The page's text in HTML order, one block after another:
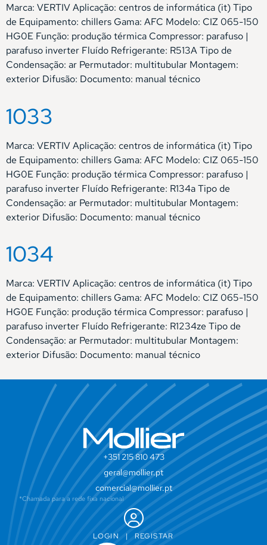
Marca: VERTIV Aplicação: centros de informática (it) Tipo
de Equipamento: chillers Gama: AFC Modelo: CIZ 065-150
HG0E Função: produção térmica Compressor: parafuso |
parafuso inverter Fluído Refrigerante: R513A Tipo de
Condensação: ar Permutador: multitubular Montagem:
exterior Difusão: Documento: manual técnico
1033
Marca: VERTIV Aplicação: centros de informática (it) Tipo
de Equipamento: chillers Gama: AFC Modelo: CIZ 065-150
HG0E Função: produção térmica Compressor: parafuso |
parafuso inverter Fluído Refrigerante: R134a Tipo de
Condensação: ar Permutador: multitubular Montagem:
exterior Difusão: Documento: manual técnico
1034
Marca: VERTIV Aplicação: centros de informática (it) Tipo
de Equipamento: chillers Gama: AFC Modelo: CIZ 065-150
HG0E Função: produção térmica Compressor: parafuso |
parafuso inverter Fluído Refrigerante: R1234ze Tipo de
Condensação: ar Permutador: multitubular Montagem:
exterior Difusão: Documento: manual técnico
+351 215 810 473
geral@mollier.pt
comercial@mollier.pt
*Chamada para a rede fixa nacional
LOGIN | REGISTAR